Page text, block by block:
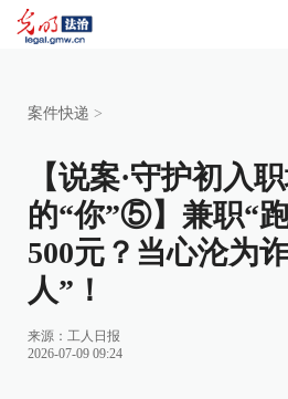
案件快递 >
【说案·守护初入
的“你”⑤】兼职“
500元？当心沦为
人”！
来源： 工人日报
2026-07-09 09:24